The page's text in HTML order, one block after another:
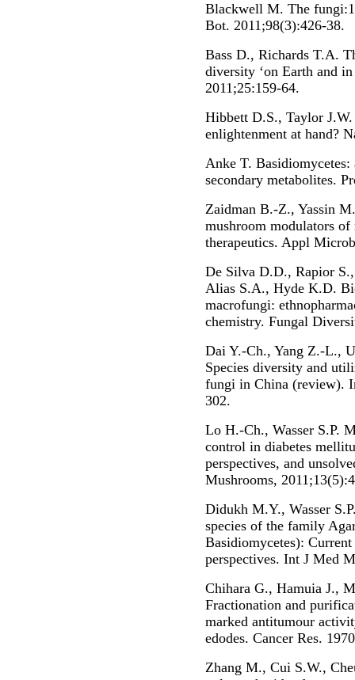
Blackwell M. The
Bot. 2011;98(3):426-38.
Bass D., Richards T.A.
diversity ‘on Earth and
2011;25:159-64.
Hibbett D.S., Taylor
enlightenment at hand?
Anke T.
secondary metabolites.
Zaidman B.-Z., Yassin
mushroom modulators of
therapeutics. Appl
De Silva D.D., Rapior
Alias S.A., Hyde K.D.
macrofungi:
chemistry. Fungal
Dai Y.-Ch., Yang Z.-L.,
Species diversity and
fungi in China (review).
302.
Lo H.-Ch., Wasser S.P.
control in diabetes
perspectives, and
Mushrooms,
Didukh M.Y., Wasser
species of the family
Basidiomycetes):
perspectives. Int J Med
Chihara G., Hamuia J.,
Fractionation and
marked antitumour
edodes. Cancer Res.
Zhang M., Cui S.W.,